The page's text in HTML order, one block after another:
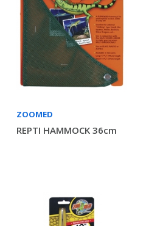
ZOOMED
REPTI HAMMOCK 36cm